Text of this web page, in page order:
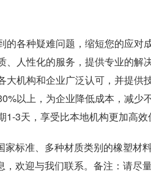
各种疑难问题，缩短您的应对
人性化的服务，提供专业的解
机构和企业广泛认可，并提供
以上，为企业降低成本，减少
3天，享受比本地机构更加高效
标准、多种材质类别的橡塑材
欢迎与我们联系。备注：请尽